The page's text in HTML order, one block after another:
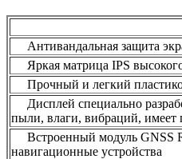
Антивандальная защита
Яркая матрица IPS
Прочный и легкий
Дисплей специально
пыли, влаги, вибраций, имеет
Встроенный модуль GNSS
навигационные устройства